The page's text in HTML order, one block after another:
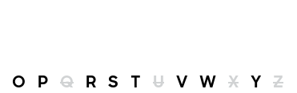
O P Q R S T U V W X Y Z